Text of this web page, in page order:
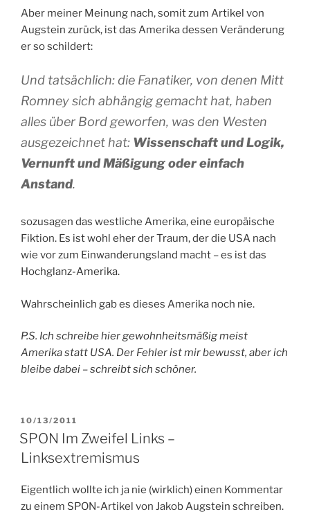
Aber meiner Meinung nach, somit zum Artikel von
Augstein zurück, ist das Amerika dessen Veränderung
er so schildert:
Und tatsächlich: die Fanatiker, von denen Mitt
Romney sich abhängig gemacht hat, haben
alles über Bord geworfen, was den Westen
ausgezeichnet hat: Wissenschaft und Logik,
Vernunft und Mäßigung oder einfach
Anstand.
sozusagen das westliche Amerika, eine europäische
Fiktion. Es ist wohl eher der Traum, der die USA nach
wie vor zum Einwanderungsland macht – es ist das
Hochglanz-Amerika.
Wahrscheinlich gab es dieses Amerika noch nie.
P.S. Ich schreibe hier gewohnheitsmäßig meist
Amerika statt USA. Der Fehler ist mir bewusst, aber ich
bleibe dabei – schreibt sich schöner.
VERÖFFENTLICHT
AM
10/13/2011
SPON Im Zweifel Links –
Linksextremismus
Eigentlich wollte ich ja nie (wirklich) einen Kommentar
zu einem SPON-Artikel von Jakob Augstein schreiben.